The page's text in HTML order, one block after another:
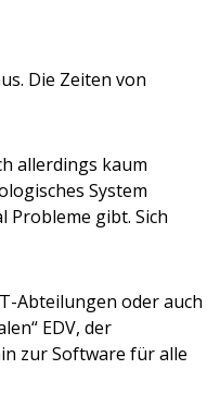
Die Zeiten von
allerdings kaum
System
Probleme gibt. Sich
Abteilungen oder auch
EDV, der
zur Software für alle